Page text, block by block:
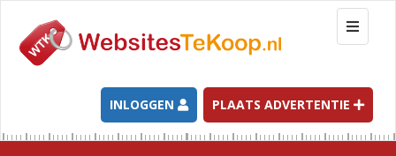
T
o
g
l
e
n
INLOGGEN PLAATS ADVERTENTIE